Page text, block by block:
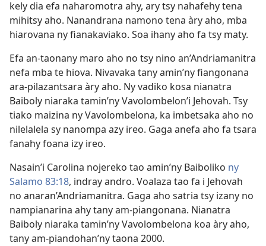
kely dia efa naharomotra ahy, ary tsy nahafehy tena
mihitsy aho. Nanandrana namono tena àry aho, mba
hiarovana ny fianakaviako. Soa ihany aho fa tsy maty.
Efa an-taonany maro aho no tsy nino an’Andriamanitra
nefa mba te hiova. Nivavaka tany amin’ny fiangonana
ara-pilazantsara àry aho. Ny vadiko kosa nianatra
Baiboly niaraka tamin’ny Vavolombelon’i Jehovah. Tsy
tiako maizina ny Vavolombelona, ka imbetsaka aho no
nilelalela sy nanompa azy ireo. Gaga anefa aho fa tsara
fanahy foana izy ireo.
Nasain’i Carolina nojereko tao amin’ny Baiboliko ny
Salamo 83:18, indray andro. Voalaza tao fa i Jehovah
no anaran’Andriamanitra. Gaga aho satria tsy izany no
nampianarina ahy tany am-piangonana. Nianatra
Baiboly niaraka tamin’ny Vavolombelona koa àry aho,
tany am-piandohan’ny taona 2000.